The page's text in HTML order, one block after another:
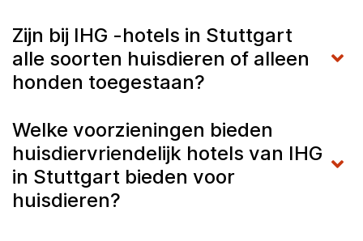
Zijn bij IHG -hotels in Stuttgart
alle soorten huisdieren of alleen
honden toegestaan?
Welke voorzieningen bieden
huisdiervriendelijk hotels van IHG
in Stuttgart bieden voor
huisdieren?